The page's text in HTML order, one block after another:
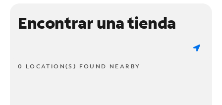
Encontrar una tienda
0 LOCATION(S) FOUND NEARBY